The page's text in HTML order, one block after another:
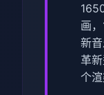
画
新
革
个渲